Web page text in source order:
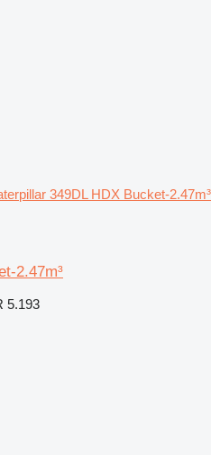
349DL HDX Bucket-2.47m³
2.47m³
5.193